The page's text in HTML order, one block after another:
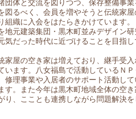
体と交流を図りつつ、保存整備事
るべく、会員を増やそうと伝統家
組織に入会をはたらきかけています。
元建築集団・黒木町並みデザイン研
だった時代に近づけることを目指
屋の空き家は増えており、継手受入
います。八女福島で活動しているＮ
理事業や入居者のサポート活動して
。また今年は黒木町地域全体の空き
り、こことも連携しながら問題解決